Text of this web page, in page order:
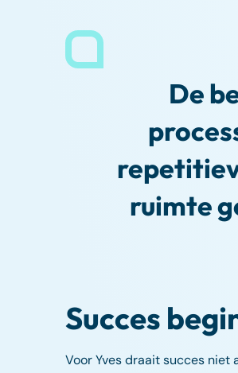
De
ruimte
Succes
Voor Yves draait succes niet